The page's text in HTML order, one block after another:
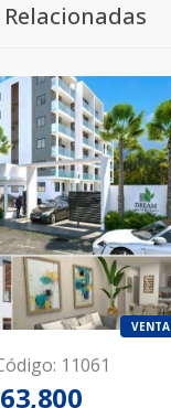
VENTA
: 11061